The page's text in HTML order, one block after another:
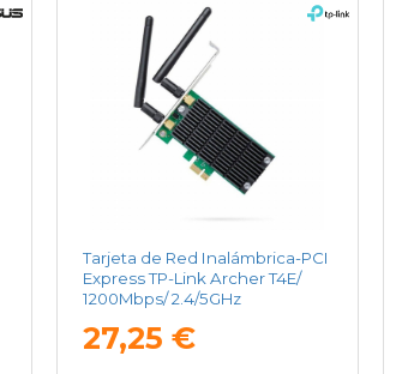
Tarjeta de Red Inalámbrica-PCI
Express TP-Link Archer T4E/
1200Mbps/ 2.4/5GHz
27,25 €